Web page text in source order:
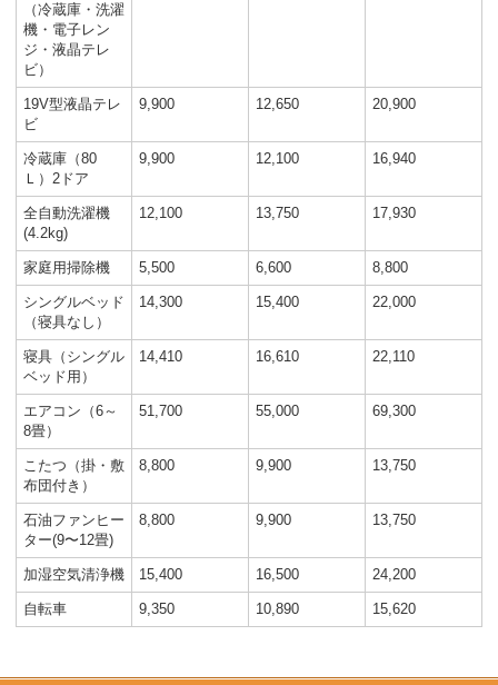
（冷蔵庫・洗濯
機・電子レン
ジ・液晶テレ
ビ）
19V型液晶テレ
ビ
9,900 12,650 20,900
冷蔵庫（80
Ｌ）2ドア
9,900 12,100 16,940
全自動洗濯機
(4.2kg)
12,100 13,750 17,930
家庭用掃除機 5,500 6,600 8,800
シングルベッド
（寝具なし）
14,300 15,400 22,000
寝具（シングル
ベッド用）
14,410 16,610 22,110
エアコン（6～
8畳）
51,700 55,000 69,300
こたつ（掛・敷
布団付き）
8,800 9,900 13,750
石油ファンヒー
ター(9〜12畳)
8,800 9,900 13,750
加湿空気清浄機 15,400 16,500 24,200
自転車 9,350 10,890 15,620